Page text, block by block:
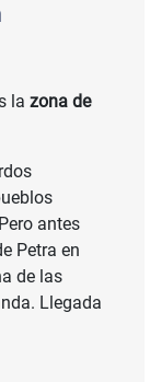
la zona de
antes
Petra en
de las
Llegada